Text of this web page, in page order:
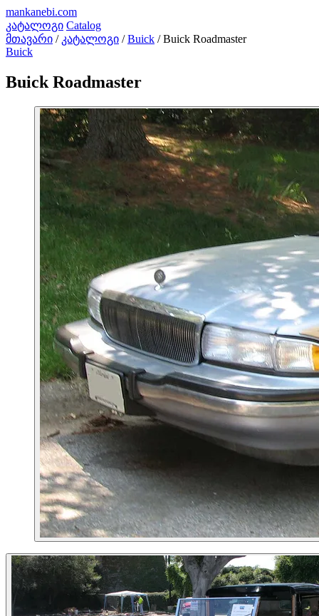
mankanebi.com
კატალოგი Catalog
მთავარი / კატალოგი / Buick / Buick Roadmaster
Buick
Buick Roadmaster